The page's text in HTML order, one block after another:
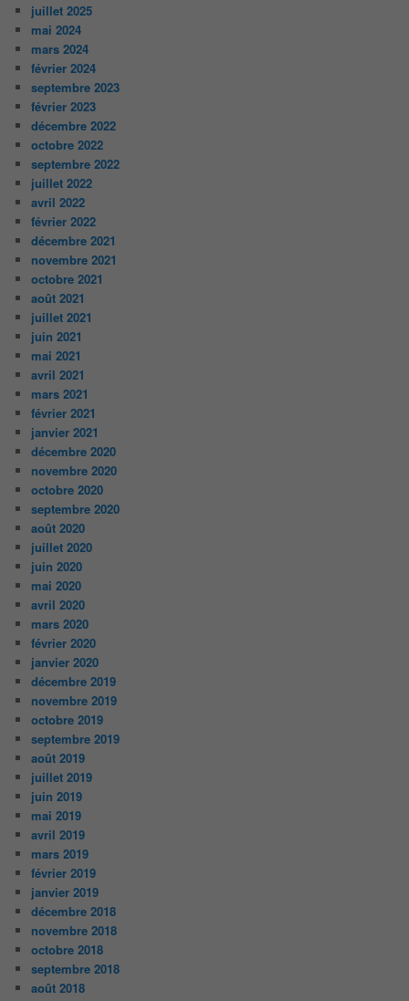
juillet 2025
mai 2024
mars 2024
février 2024
septembre 2023
février 2023
décembre 2022
octobre 2022
septembre 2022
juillet 2022
avril 2022
février 2022
décembre 2021
novembre 2021
octobre 2021
août 2021
juillet 2021
juin 2021
mai 2021
avril 2021
mars 2021
février 2021
janvier 2021
décembre 2020
novembre 2020
octobre 2020
septembre 2020
août 2020
juillet 2020
juin 2020
mai 2020
avril 2020
mars 2020
février 2020
janvier 2020
décembre 2019
novembre 2019
octobre 2019
septembre 2019
août 2019
juillet 2019
juin 2019
mai 2019
avril 2019
mars 2019
février 2019
janvier 2019
décembre 2018
novembre 2018
octobre 2018
septembre 2018
août 2018